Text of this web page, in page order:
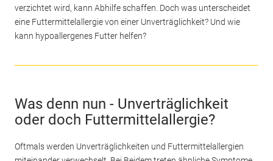
verzichtet wird, kann Abhilfe schaffen. Doch was unterscheidet
eine Futtermittelallergie von einer Unverträglichkeit? Und wie
kann hypoallergenes Futter helfen?
Was denn nun - Unverträglichkeit
oder doch Futtermittelallergie?
Oftmals werden Unverträglichkeiten und Futtermittelallergien